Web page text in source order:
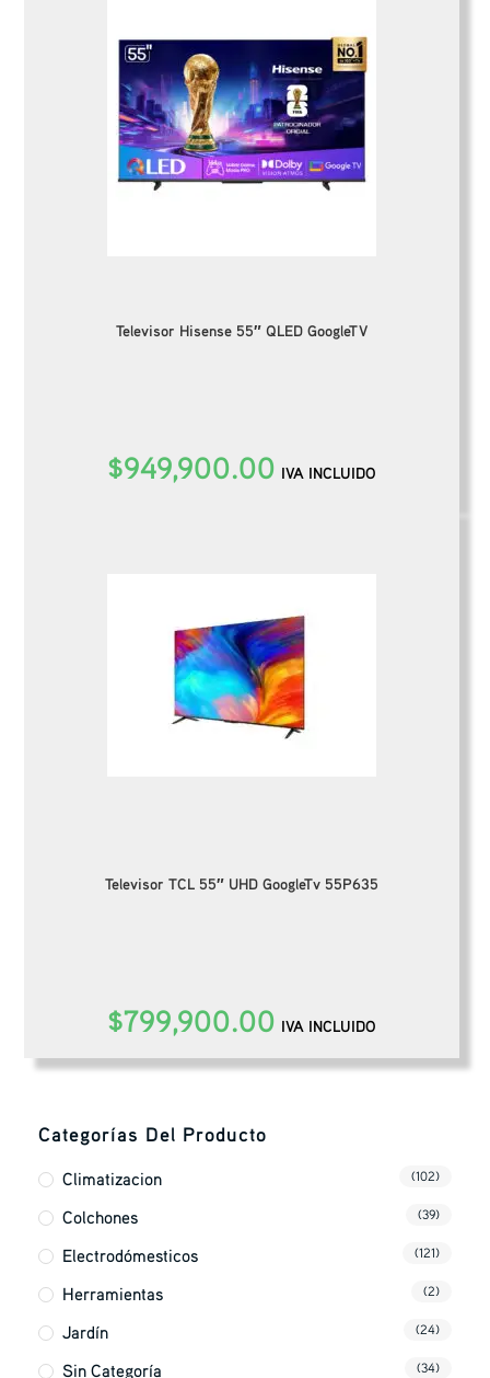
Televisor Hisense 55″ QLED GoogleTV
$949,900.00 IVA INCLUIDO
Televisor TCL 55″ UHD GoogleTv 55P635
$799,900.00 IVA INCLUIDO
Categorías Del Producto
Climatizacion (102)
Colchones (39)
Electrodómesticos (121)
Herramientas (2)
Jardín (24)
Sin Categoría (34)